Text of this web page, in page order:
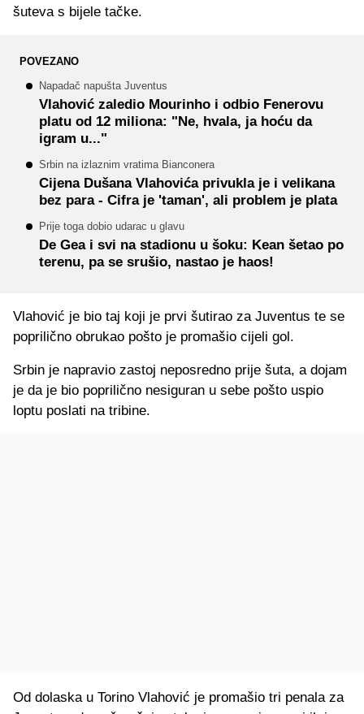
šuteva s bijele tačke.
POVEZANO
Napadač napušta Juventus
Vlahović zaledio Mourinho i odbio Fenerovu
platu od 12 miliona: "Ne, hvala, ja hoću da
igram u..."
Srbin na izlaznim vratima Bianconera
Cijena Dušana Vlahovića privukla je i velikana
bez para - Cifra je 'taman', ali problem je plata
Prije toga dobio udarac u glavu
De Gea i svi na stadionu u šoku: Kean šetao po
terenu, pa se srušio, nastao je haos!
Vlahović je bio taj koji je prvi šutirao za Juventus te se
poprilično obrukao pošto je promašio cijeli gol.
Srbin je napravio zastoj neposredno prije šuta, a dojam
je da je bio poprilično nesiguran u sebe pošto uspio
loptu poslati na tribine.
Od dolaska u Torino Vlahović je promašio tri penala za